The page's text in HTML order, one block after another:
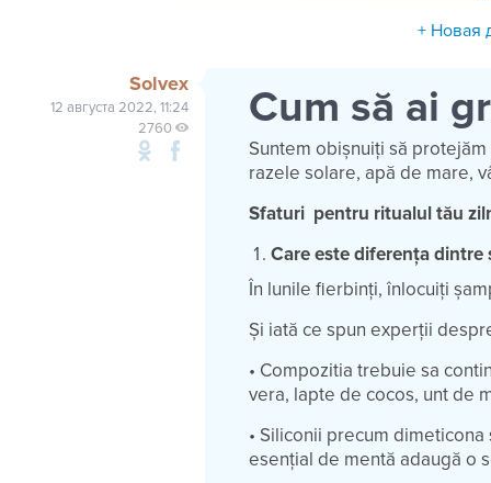
+ Новая
Solvex
12 августа 2022, 11:24
2760
Cum să ai
Suntem obișnuiți să
razele solare, apă de mare,
Sfaturi pentru ritualul tău
Care este diferența dintre
În lunile fierbinți, înlocuiți
Și iată ce spun experții
• Compozitia trebuie sa
vera, lapte de cocos, unt de
• Siliconii precum
esențial de mentă adaugă o